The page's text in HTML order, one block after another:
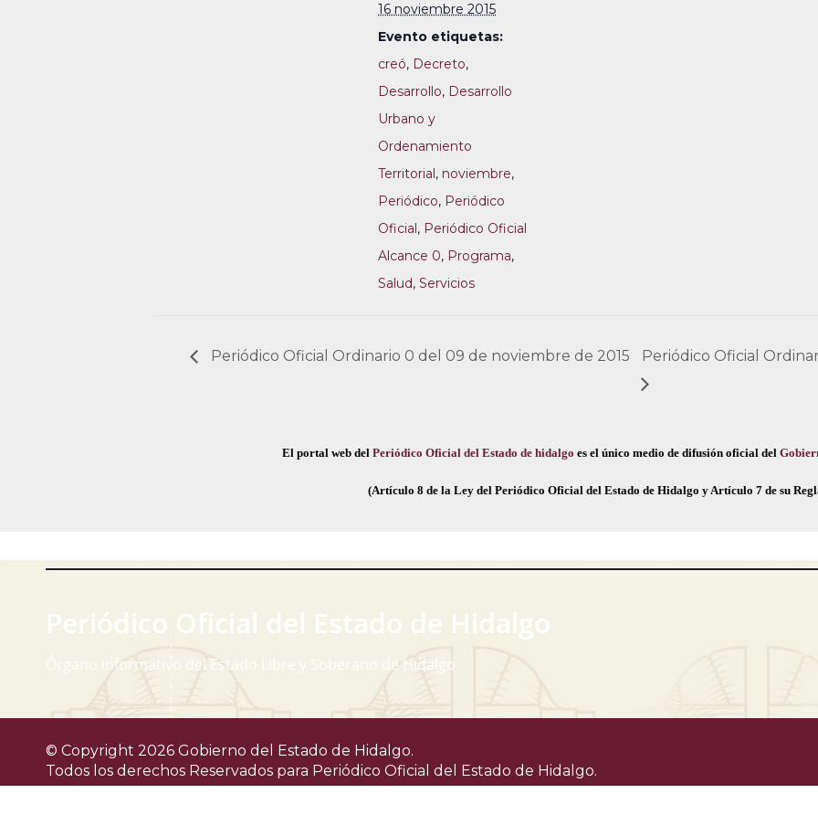
16 noviembre 2015
Evento etiquetas:
creó, Decreto,
Desarrollo, Desarrollo
Urbano y
Ordenamiento
Territorial, noviembre,
Periódico, Periódico
Oficial, Periódico Oficial
Alcance 0, Programa,
Salud, Servicios
Periódico Oficial Ordinario 0 del 09 de noviembre de 2015 Periódico Oficial
El portal web del Periódico Oficial del Estado de hidalgo es el único medio de difusión oficial del
(Artículo 8 de la Ley del Periódico Oficial del Estado de Hidalgo y Artículo 7 de su
Periódico Oficial del Estado de Hidalgo
Órgano informativo del Estado Libre y Soberano de Hidalgo
© Copyright 2026 Gobierno del Estado de Hidalgo.
Todos los derechos Reservados para Periódico Oficial del Estado de Hidalgo.